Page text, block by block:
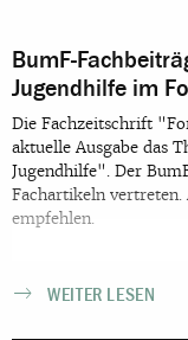
BumF-
Jugendhilfe im
Die Fachzeitschrift
aktuelle Ausgabe das
Jugendhilfe". Der
Fachartikeln vertreten.
empfehlen.
WEITER LESEN